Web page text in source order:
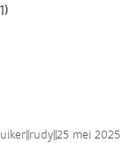
1)
||rudy||25 mei 2025